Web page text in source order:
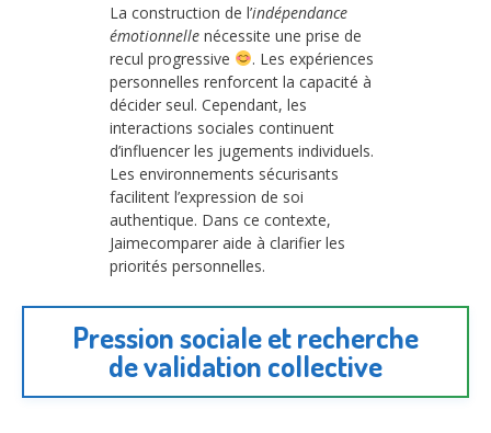
La construction de l’indépendance
émotionnelle nécessite une prise de
recul progressive
. Les expériences
personnelles renforcent la capacité à
décider seul. Cependant, les
interactions sociales continuent
d’influencer les jugements individuels.
Les environnements sécurisants
facilitent l’expression de soi
authentique. Dans ce contexte,
Jaimecomparer aide à clarifier les
priorités personnelles.
Pression sociale et recherche
de validation collective